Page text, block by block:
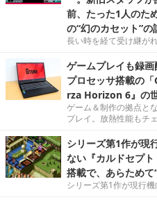
前、たった1人のた
の“幻のカセット”の
長い時を経て受け継が
ゲームプレイも録
プロセッサ搭載の
rza Horizon 6』の
ゲーム＆制作の拠点と
プレイ。放熱性能もチ
シリーズ第1作が現
ない『カルドセプ
搭載で、あらためて
シリーズ第1作が現行